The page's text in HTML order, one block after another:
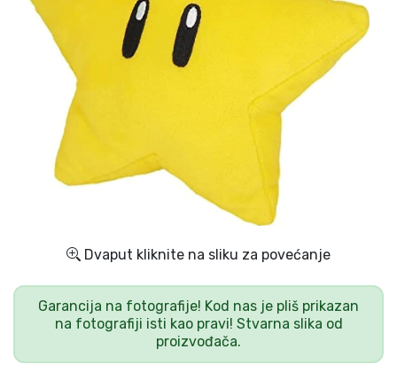
Dvaput kliknite na sliku za povećanje
Garancija na fotografije! Kod nas je pliš prikazan
na fotografiji isti kao pravi! Stvarna slika od
proizvođača.
Prednarudžbe
Outlet proizvodi
Dostava i plaćanje
TV serija proizvodi
Crtani proizvodi
Anime proizvodi
Gamer proizvodi